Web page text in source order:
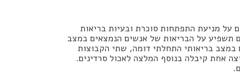
על מניעת התפתחות סוכרת ובעיות בריאות
הוספת 2 מנות של סרדינים תשפיע על הבריאות של אנשים הנמצאים במצב
בריאותי התחלתי דומה, שתי הקבוצות
אחת קיבלה בנוסף המלצה לאכול סרדינים.